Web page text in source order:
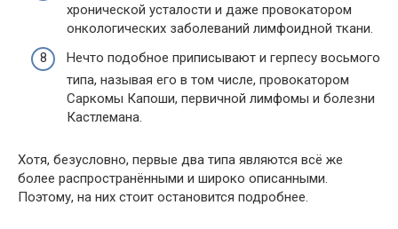
хронической усталости и даже провокатором
онкологических заболеваний лимфоидной ткани.
Нечто подобное приписывают и герпесу восьмого
типа, называя его в том числе, провокатором
Саркомы Капоши, первичной лимфомы и болезни
Кастлемана.
Хотя, безусловно, первые два типа являются всё же
более распространёнными и широко описанными.
Поэтому, на них стоит остановится подробнее.